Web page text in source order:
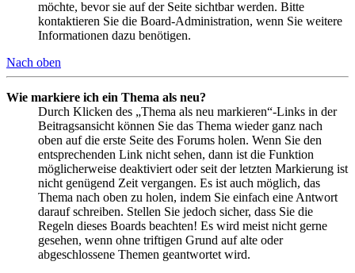
möchte, bevor sie auf der Seite sichtbar werden. Bitte
kontaktieren Sie die Board-Administration, wenn Sie weitere
Informationen dazu benötigen.
Nach oben
Wie markiere ich ein Thema als neu?
Durch Klicken des „Thema als neu markieren“-Links in der
Beitragsansicht können Sie das Thema wieder ganz nach
oben auf die erste Seite des Forums holen. Wenn Sie den
entsprechenden Link nicht sehen, dann ist die Funktion
möglicherweise deaktiviert oder seit der letzten Markierung ist
nicht genügend Zeit vergangen. Es ist auch möglich, das
Thema nach oben zu holen, indem Sie einfach eine Antwort
darauf schreiben. Stellen Sie jedoch sicher, dass Sie die
Regeln dieses Boards beachten! Es wird meist nicht gerne
gesehen, wenn ohne triftigen Grund auf alte oder
abgeschlossene Themen geantwortet wird.